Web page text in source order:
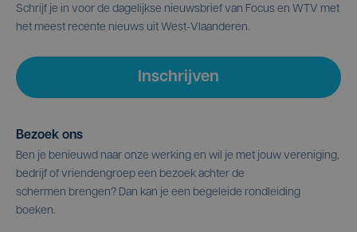
Schrijf je in voor de dagelijkse nieuwsbrief van Focus en WTV met
het meest recente nieuws uit West-Vlaanderen.
Inschrijven
Bezoek ons
Ben je benieuwd naar onze werking en wil je met jouw vereniging,
bedrijf of vriendengroep een bezoek achter de
schermen brengen? Dan kan je een begeleide rondleiding
boeken.